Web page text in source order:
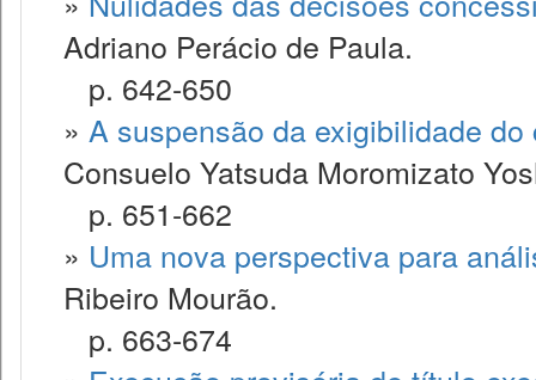
Adriano Perácio de Paula.
p. 642-650
» A suspensão da exigibilidade
Consuelo Yatsuda Moromizato
p. 651-662
» Uma nova perspectiva para
Ribeiro Mourão.
p. 663-674